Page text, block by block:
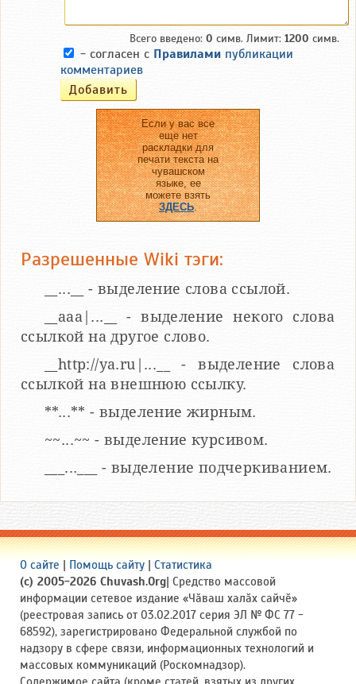
Всего введено: 0 симв. Лимит: 1200 симв.
- согласен с Правилами публикации
комментариев
Если у вас все
еще нет
раскладки для
печати текста на
чувашском
языке, ее
можете взять
ЗДЕСЬ.
Разрешенные Wiki тэги:
__...__ - выделение слова ссылой.
__aaa|...__ - выделение некого слова
ссылкой на другое слово.
__http://ya.ru|...__ - выделение слова
ссылкой на внешнюю ссылку.
**...** - выделение жирным.
~~...~~ - выделение курсивом.
___...___ - выделение подчеркиванием.
О сайте Помощь сайту
Статистика
(c) 2005-2026 Chuvash.Org | Средство массовой
информации сетевое издание «Чӑваш халӑх сайчӗ»
(реестровая запись от 03.02.2017 серия ЭЛ № ФС 77 -
68592), зарегистрировано Федеральной службой по
надзору в сфере связи, информационных технологий и
массовых коммуникаций (Роскомнадзор).